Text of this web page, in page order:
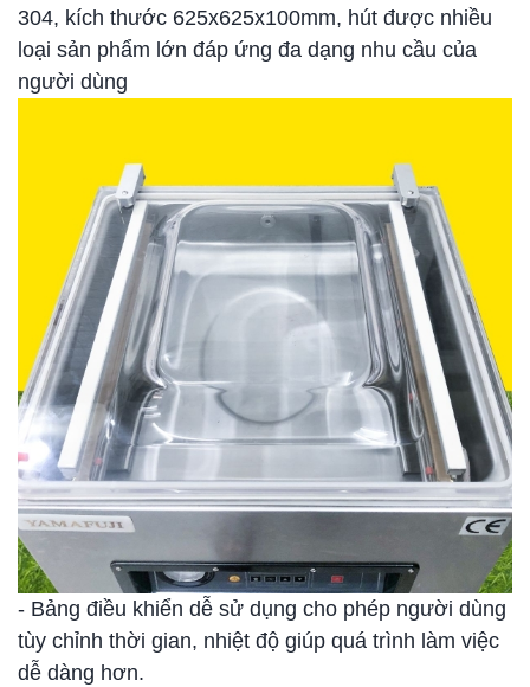
304, kích thước 625x625x100mm, hút được nhiều
loại sản phẩm lớn đáp ứng đa dạng nhu cầu của
người dùng
- Bảng điều khiển dễ sử dụng cho phép người dùng
tùy chỉnh thời gian, nhiệt độ giúp quá trình làm việc
dễ dàng hơn.